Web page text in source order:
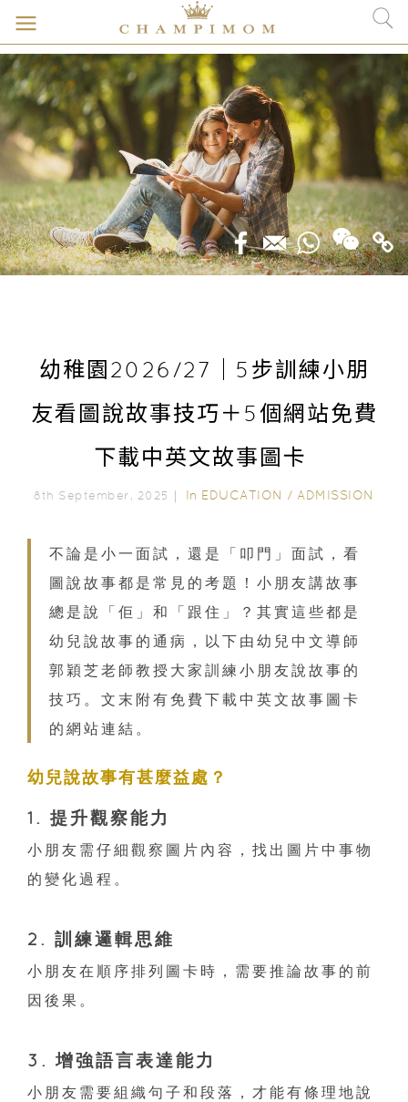
幼稚園2026/27｜5步訓練小朋
友看圖說故事技巧＋5個網站免費
下載中英文故事圖卡
8th September, 2025｜ In EDUCATION / ADMISSION
不論是小一面試，還是「叩門」面試，看
圖說故事都是常見的考題！小朋友講故事
總是說「佢」和「跟住」？其實這些都是
幼兒說故事的通病，以下由幼兒中文導師
郭穎芝老師教授大家訓練小朋友說故事的
技巧。文末附有免費下載中英文故事圖卡
的網站連結。
幼兒說故事有甚麼益處？
1. 提升觀察能力
小朋友需仔細觀察圖片內容，找出圖片中事物
的變化過程。
2. 訓練邏輯思維
小朋友在順序排列圖卡時，需要推論故事的前
因後果。
3. 增強語言表達能力
小朋友需要組織句子和段落，才能有條理地說